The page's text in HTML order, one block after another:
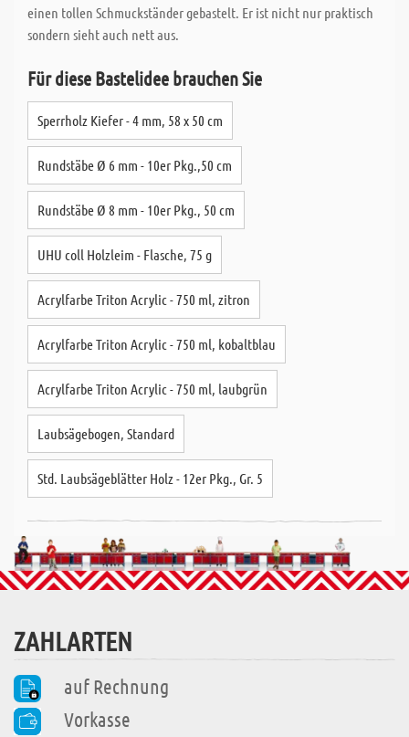
einen tollen Schmuckständer gebastelt. Er ist nicht nur praktisch
sondern sieht auch nett aus.
Für diese Bastelidee brauchen Sie
Sperrholz Kiefer - 4 mm, 58 x 50 cm
Rundstäbe Ø 6 mm - 10er Pkg.,50 cm
Rundstäbe Ø 8 mm - 10er Pkg., 50 cm
UHU coll Holzleim - Flasche, 75 g
Acrylfarbe Triton Acrylic - 750 ml, zitron
Acrylfarbe Triton Acrylic - 750 ml, kobaltblau
Acrylfarbe Triton Acrylic - 750 ml, laubgrün
Laubsägebogen, Standard
Std. Laubsägeblätter Holz - 12er Pkg., Gr. 5
ZAHLARTEN
auf Rechnung
Vorkasse